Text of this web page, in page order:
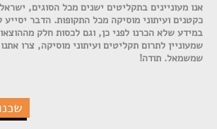
אנו מעוניינים בתקליטים ישנים מכל הסוגים,
כקטנים ועיתוני מוסיקה מכל התקופות. הדבר
במידע שלא הכרנו לפני כן, וגם לכסות חלק
שמעוניין לתרום תקליטים ועיתוני מוסיקה, צרו
שמשמאל. תודה!